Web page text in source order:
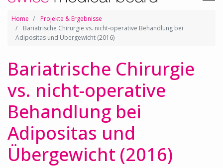
Home
Projekte & Ergebnisse
Bariatrische Chirurgie vs. nicht-operative Behandlung bei
Adipositas und Übergewicht (2016)
Bariatrische Chirurgie
vs. nicht-operative
Behandlung bei
Adipositas und
Übergewicht (2016)